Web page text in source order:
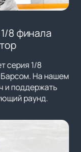
8 финала
серия 1/8
На нашем
и поддержать
раунд.